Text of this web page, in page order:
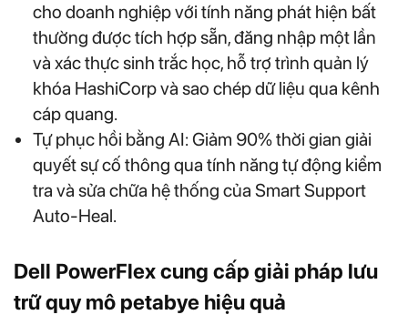
cho doanh nghiệp với tính năng phát hiện bất
thường được tích hợp sẵn, đăng nhập một lần
và xác thực sinh trắc học, hỗ trợ trình quản lý
khóa HashiCorp và sao chép dữ liệu qua kênh
cáp quang.
Tự phục hồi bằng AI: Giảm 90% thời gian giải
quyết sự cố thông qua tính năng tự động kiểm
tra và sửa chữa hệ thống của Smart Support
Auto-Heal.
Dell PowerFlex cung cấp giải pháp lưu
trữ quy mô petabye hiệu quả